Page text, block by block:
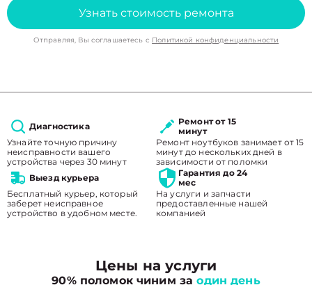
Узнать стоимость ремонта
Отправляя, Вы соглашаетесь с Политикой конфиденциальности
Диагностика
Узнайте точную причину
неисправности вашего
устройства через 30 минут
Ремонт от 15
минут
Ремонт ноутбуков занимает от 15
минут до нескольких дней в
зависимости от поломки
Выезд курьера
Бесплатный курьер, который
заберет неисправное
устройство в удобном месте.
Гарантия до 24
мес
На услуги и запчасти
предоставленные нашей
компанией
Цены на услуги
90% поломок чиним заодин день